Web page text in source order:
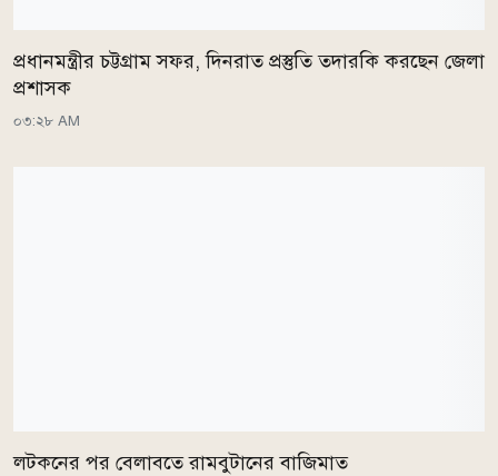
প্রধানমন্ত্রীর চট্টগ্রাম সফর, দিনরাত প্রস্তুতি তদারকি করছেন জেলা
প্রশাসক
০৩:২৮ AM
লটকনের পর বেলাবতে রামবুটানের বাজিমাত